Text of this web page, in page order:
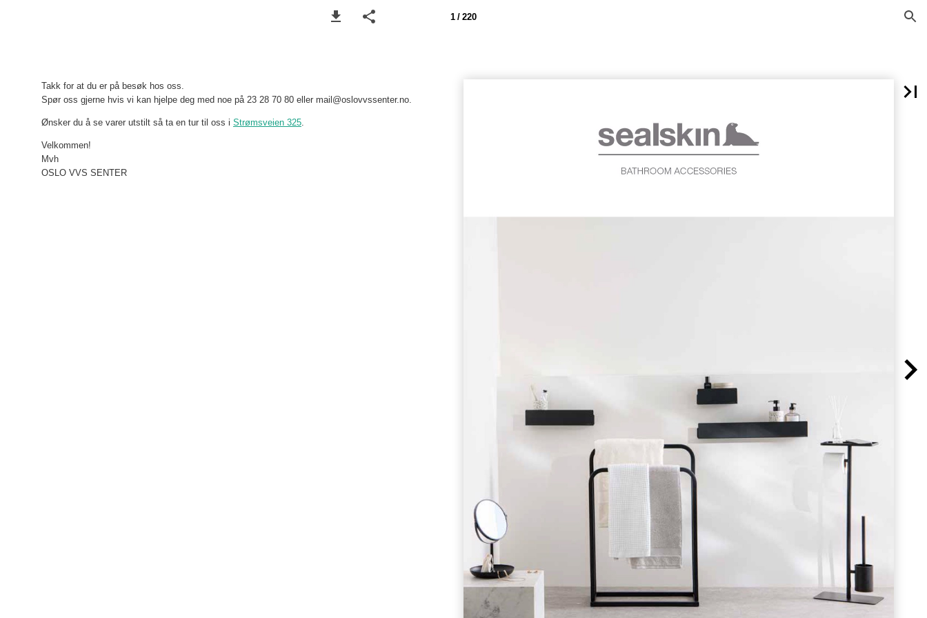
1 / 220
Takk for at du er på besøk hos oss.
Spør oss gjerne hvis vi kan hjelpe deg med noe på 23 28 70 80 eller mail@oslovvssenter.no.
Ønsker du å se varer utstilt så ta en tur til oss i Strømsveien 325
Velkommen!
Mvh
OSLO VVS SENTER